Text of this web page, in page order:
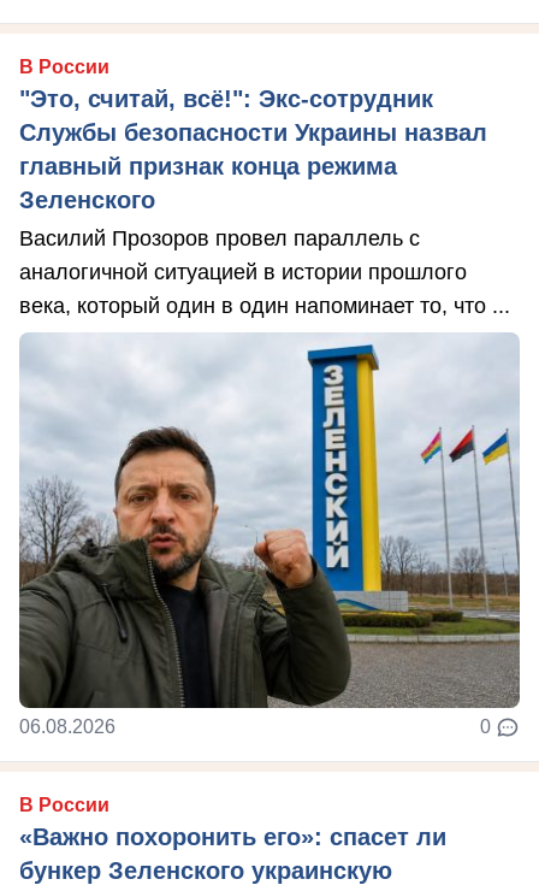
В России
"Это, считай, всё!": Экс-сотрудник
Службы безопасности Украины назвал
главный признак конца режима
Зеленского
Василий Прозоров провел параллель с
аналогичной ситуацией в истории прошлого
века, который один в один напоминает то, что ...
06.08.2026 0
В России
«Важно похоронить его»: спасет ли
бункер Зеленского украинскую